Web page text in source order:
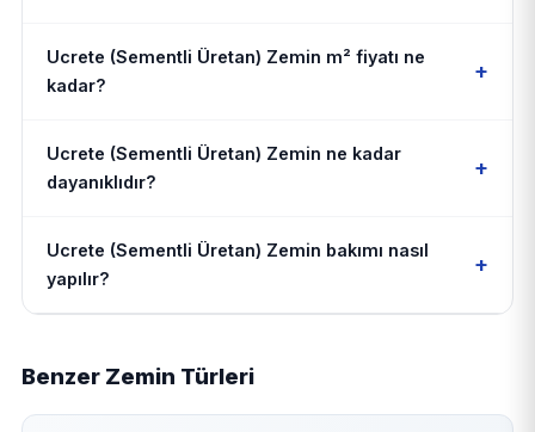
Ucrete (Sementli Üretan) Zemin m² fiyatı ne
kadar?
+
Ucrete (Sementli Üretan) Zemin ne kadar
dayanıklıdır?
+
Ucrete (Sementli Üretan) Zemin bakımı nasıl
yapılır?
+
Benzer Zemin Türleri